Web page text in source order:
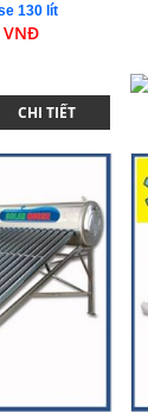
130 lít
VNĐ
CHI TIẾT